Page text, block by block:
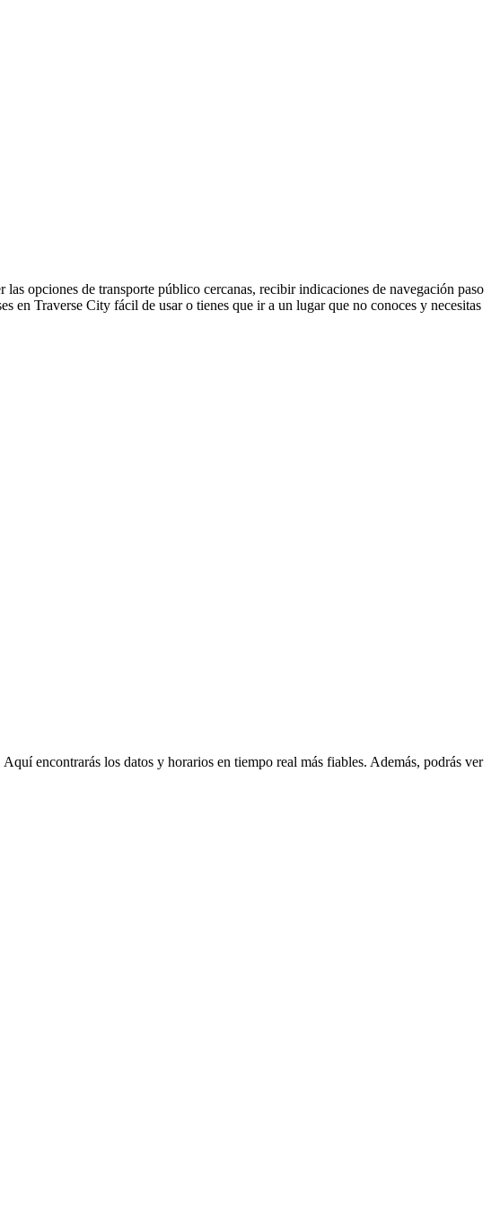
opciones de transporte público cercanas, recibir indicaciones de navegación paso
en Traverse City fácil de usar o tienes que ir a un lugar que no conoces y necesitas
encontrarás los datos y horarios en tiempo real más fiables. Además, podrás ver